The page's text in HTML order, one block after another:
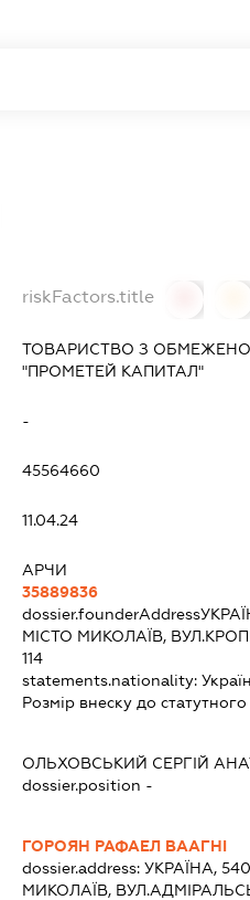
riskFactors.title
ТОВАРИСТВО З
"ПРОМЕТЕЙ КАПИТАЛ"
-
45564660
11.04.24
АРЧИ
35889836
dossier.founderAddress
МІСТО МИКОЛАЇВ,
114
statements.nationality:
Розмір внеску до
ОЛЬХОВСЬКИЙ СЕРГІЙ
dossier.position -
ГОРОЯН РАФАЕЛ ВААГНІ
dossier.address: УКРАЇНА,
МИКОЛАЇВ,